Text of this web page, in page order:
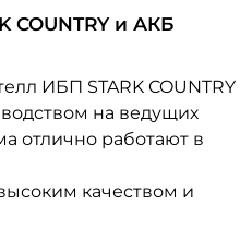
COUNTRY и АКБ
ИБП STARK COUNTRY
на ведущих
отлично работают в
качеством и